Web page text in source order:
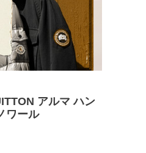
アルマ ハン
ワール